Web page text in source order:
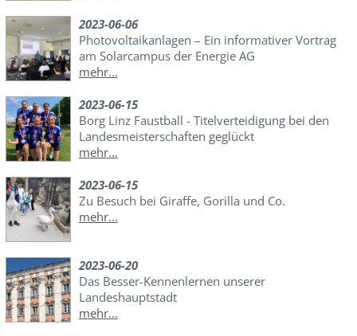
2023-06-06
Photovoltaikanlagen – Ein informativer Vortrag
am Solarcampus der Energie AG
mehr...
2023-06-15
Borg Linz Faustball - Titelverteidigung bei den
Landesmeisterschaften geglückt
mehr...
2023-06-15
Zu Besuch bei Giraffe, Gorilla und Co.
mehr...
2023-06-20
Das Besser-Kennenlernen unserer
Landeshauptstadt
mehr...